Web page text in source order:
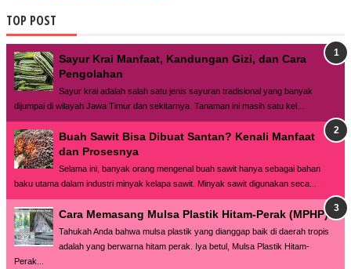
TOP POST
Sayur Krai Manfaat, Kandungan Gizi, dan Cara
Pengolahan
Sayur krai adalah salah satu jenis sayuran tradisional yang banyak
dijumpai di wilayah Jawa Timur dan sekitarnya. Tanaman ini masih satu kel...
Buah Sawit Bisa Dibuat Santan? Kenali Manfaat
dan Prosesnya
Selama ini, banyak orang mengenal buah sawit hanya sebagai bahan
baku utama dalam industri minyak kelapa sawit. Minyak sawit digunakan seca...
Cara Memasang Mulsa Plastik Hitam-Perak (MPHP)
Tahukah Anda bahwa mulsa plastik yang dianggap baik di daerah tropis
adalah yang berwarna hitam perak. Iya betul, Mulsa Plastik Hitam-
Perak...